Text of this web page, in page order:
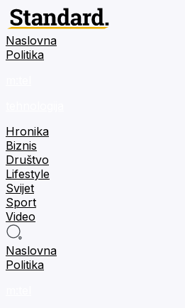
Naslovna
Politika
Hronika
Biznis
Društvo
Lifestyle
Svijet
Sport
Video
Naslovna
Politika